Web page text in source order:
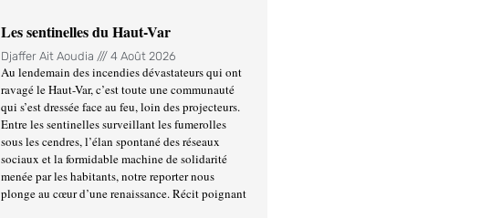
Les sentinelles du Haut-Var
Djaffer Ait Aoudia 4 Août 2026
Au lendemain des incendies dévastateurs qui ont
ravagé le Haut-Var, c’est toute une communauté
qui s’est dressée face au feu, loin des projecteurs.
Entre les sentinelles surveillant les fumerolles
sous les cendres, l’élan spontané des réseaux
sociaux et la formidable machine de solidarité
menée par les habitants, notre reporter nous
plonge au cœur d’une renaissance. Récit poignant